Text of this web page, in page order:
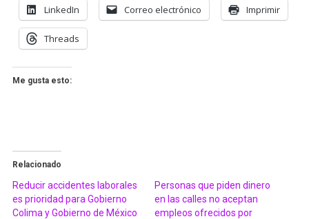
LinkedIn Correo electrónico Imprimir
Threads
Me gusta esto:
Relacionado
Reducir accidentes laborales
es prioridad para Gobierno
Colima y Gobierno de México
Personas que piden dinero
en las calles no aceptan
empleos ofrecidos por